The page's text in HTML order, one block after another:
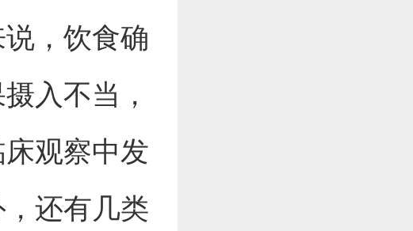
，饮食确
入不当，
观察中发
还有几类